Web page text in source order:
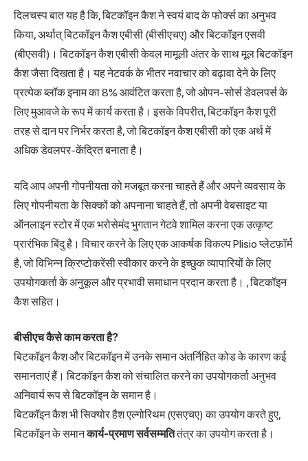
दिलचस्प बात यह है कि, बिटकॉइन कैश ने स्वयं बाद के फोर्क्स का अनुभव
किया, अर्थात् बिटकॉइन कैश एबीसी (बीसीएचए) और बिटकॉइन एसवी
(बीएसवी)। बिटकॉइन कैश एबीसी केवल मामूली अंतर के साथ मूल बिटकॉइन
कैश जैसा दिखता है। यह नेटवर्क के भीतर नवाचार को बढ़ावा देने के लिए
प्रत्येक ब्लॉक इनाम का 8% आवंटित करता है, जो ओपन-सोर्स डेवलपर्स के
लिए मुआवजे के रूप में कार्य करता है। इसके विपरीत, बिटकॉइन कैश पूरी
तरह से दान पर निर्भर करता है, जो बिटकॉइन कैश एबीसी को एक अर्थ में
अधिक डेवलपर-केंद्रित बनाता है।
यदि आप अपनी गोपनीयता को मजबूत करना चाहते हैं और अपने व्यवसाय के
लिए गोपनीयता के सिक्कों को अपनाना चाहते हैं, तो अपनी वेबसाइट या
ऑनलाइन स्टोर में एक भरोसेमंद भुगतान गेटवे शामिल करना एक उत्कृष्ट
प्रारंभिक बिंदु है। विचार करने के लिए एक आकर्षक विकल्पPlisio प्लेटफ़ॉर्म
है, जो विभिन्न क्रिप्टोकरेंसी स्वीकार करने के इच्छुक व्यापारियों के लिए
उपयोगकर्ता के अनुकूल और प्रभावी समाधान प्रदान करता है। , बिटकॉइन
कैश सहित।
बीसीएच कैसे काम करता है?
बिटकॉइन कैश और बिटकॉइन में उनके समान अंतर्निहित कोड के कारण कई
समानताएं हैं। बिटकॉइन कैश को संचालित करने का उपयोगकर्ता अनुभव
अनिवार्य रूप से बिटकॉइन के समान है।
बिटकॉइन कैश भी सिक्योर हैश एल्गोरिथम (एसएचए) का उपयोग करते हुए,
बिटकॉइन के समानकार्य-प्रमाण सर्वसम्मतितंत्र का उपयोग करता है।